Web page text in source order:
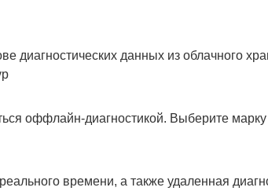
диагностических данных из облачного
оффлайн-диагностикой. Выберите
времени, а также удаленная